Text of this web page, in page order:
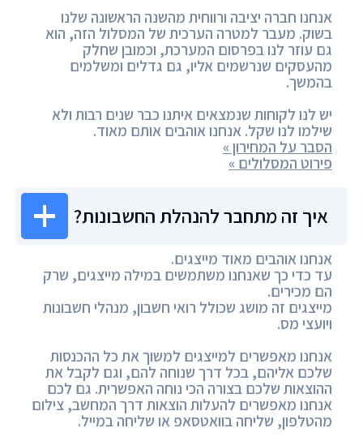
אנחנו חברה יציבה ורווחית מהשנה הראשונה שלנו
בשוק. מעבר למטרה הערכית של המסלול הזה, הוא
גם עוזר לנו בפרסום המערכת, וכמובן שחלק
מהעסקים שנרשמים אליו, גם גדלים ומשלמים
בהמשך.
יש לנו לקוחות שנמצאים איתנו כבר שנים רבות ולא
שילמו לנו שקל. אנחנו אוהבים אותם מאוד.
הסבר על המחירון »
פירוט המסלולים »
איך זה מתחבר להנהלת החשבונות?
אנחנו אוהבים מאוד מייצגים.
עד כדי כך שאנחנו משתמשים במילה מייצגים, שרק
הם מכירים.
מייצגים זה מושג שכולל רואי חשבון, מנהלי חשבונות
ויועצי מס.
אנחנו מאפשרים למייצגים למשוך את כל ההכנסות
שלכם אליהם, בכל דרך שנוחה להם, וגם לקבל את
ההוצאות שלכם בצורה הכי נוחה האפשרית. גם לכם
אנחנו מאפשרים להעלות הוצאות דרך המחשב, צילום
מהטלפון, שליחה בוואטסאפ או שליחה במייל.